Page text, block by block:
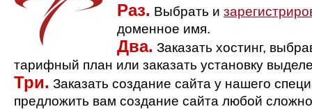
Раз. Выбрать и
доменное имя.
Два. Заказать хостинг,
тарифный план или заказать установку
Три. Заказать создание сайта у нашего
предложить вам создание сайта любой